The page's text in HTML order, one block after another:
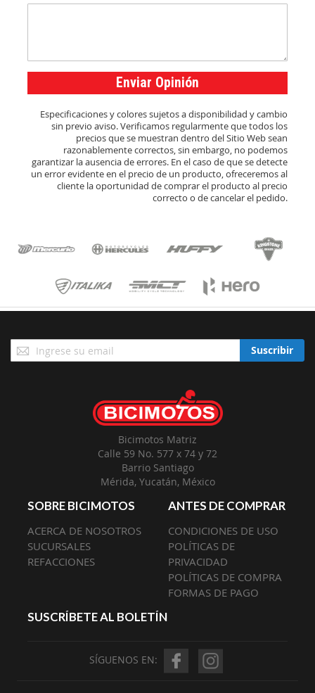
Enviar Opinión
Especificaciones y colores sujetos a disponibilidad y cambio
sin previo aviso. Verificamos regularmente que todos los
precios que se muestran dentro del Sitio Web sean
razonablemente correctos, sin embargo, no podemos
garantizar la ausencia de errores. En el caso de que se detecte
un error evidente en el precio de un producto, ofreceremos al
cliente la oportunidad de comprar el producto al precio
correcto o de cancelar el pedido.
Suscríbase
a
Suscribir
Bicimotos Matriz
Calle 59 No. 577 x 74 y 72
Barrio Santiago
Mérida, Yucatán, México
SOBRE BICIMOTOS
ACERCA DE NOSOTROS
SUCURSALES
REFACCIONES
ANTES DE COMPRAR
CONDICIONES DE USO
POLÍTICAS DE
PRIVACIDAD
POLÍTICAS DE COMPRA
FORMAS DE PAGO
SUSCRÍBETE AL BOLETÍN
SÍGUENOS EN: